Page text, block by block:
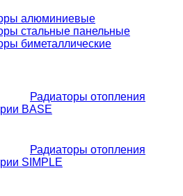
алюминиевые
стальные панельные
биметаллические
Радиаторы отопления
BASE
Радиаторы отопления
SIMPLE